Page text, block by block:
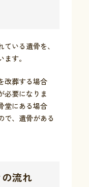
いる遺骨を、
す。
改葬する場合
必要になりま
堂にある場合
で、遺骨がある
流れ